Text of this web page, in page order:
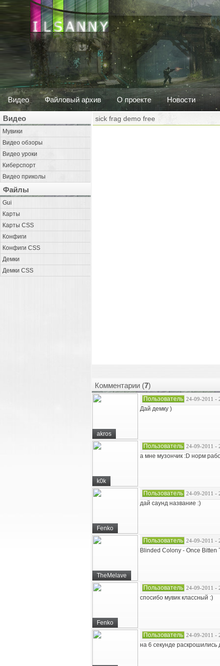
Видео Файловый архив О проекте Новости
Видео
Мувики
Видео обзоры
Видео уроки
Киберспорт
Видео приколы
Файлы
Gui
Карты
Карты CSS
Конфиги
Конфиги CSS
Демки
Демки CSS
sick frag demo free
Комментарии (7)
akros
Пользователь 24-09-2011 -
Дай демку )
k0k
Пользователь 24-09-2011 -
а мне музончик :D норм
Fenko
Пользователь 24-09-2011 -
дай саунд название :)
TheMelave
Пользователь 24-09-2011 -
Blinded Colony - Once Bitten
Fenko
Пользователь 24-09-2011 -
спосибо мувик классный :)
Пользователь 24-09-2011 -
на 6 секунде раскрошились